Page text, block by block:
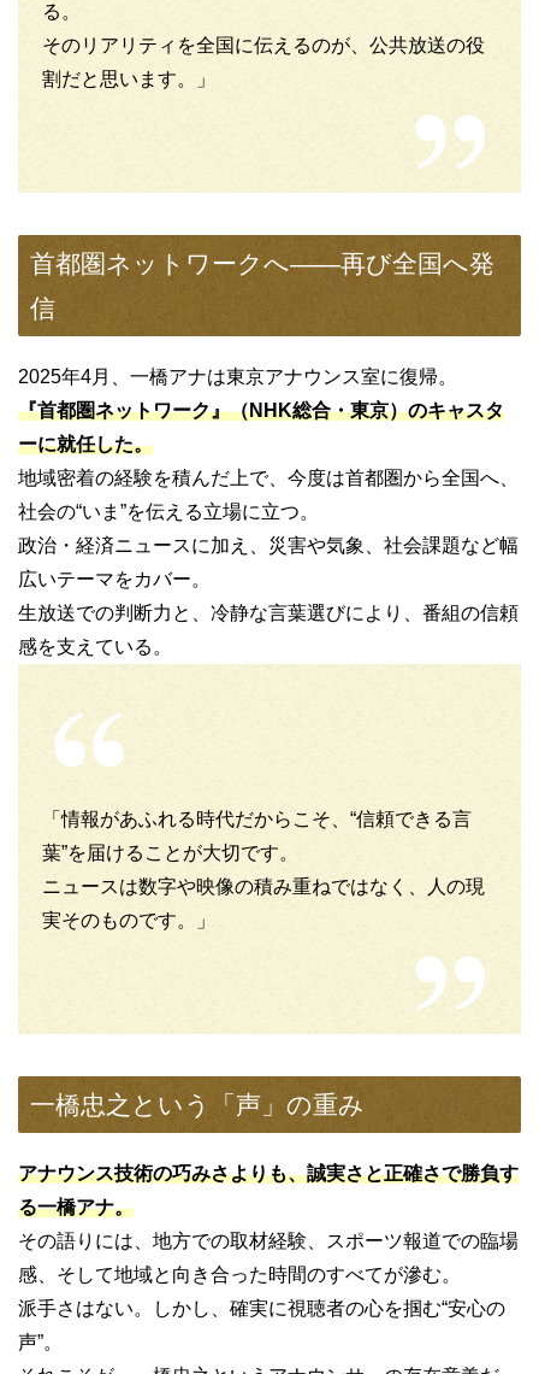
る。
そのリアリティを全国に伝えるのが、公共放送の役
割だと思います。」
首都圏ネットワークへ――再び全国へ発
信
2025年4月、一橋アナは東京アナウンス室に復帰。
『首都圏ネットワーク』（NHK総合・東京）のキャスタ
ーに就任した。
地域密着の経験を積んだ上で、今度は首都圏から全国へ、
社会の“いま”を伝える立場に立つ。
政治・経済ニュースに加え、災害や気象、社会課題など幅
広いテーマをカバー。
生放送での判断力と、冷静な言葉選びにより、番組の信頼
感を支えている。
「情報があふれる時代だからこそ、“信頼できる言
葉”を届けることが大切です。
ニュースは数字や映像の積み重ねではなく、人の現
実そのものです。」
一橋忠之という「声」の重み
アナウンス技術の巧みさよりも、誠実さと正確さで勝負す
る一橋アナ。
その語りには、地方での取材経験、スポーツ報道での臨場
感、そして地域と向き合った時間のすべてが滲む。
派手さはない。しかし、確実に視聴者の心を掴む“安心の
声”。